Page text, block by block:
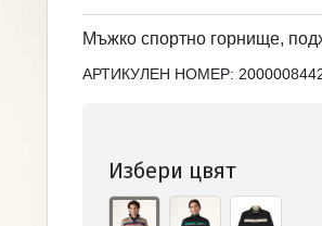
Мъжко спортно горнище,
АРТИКУЛЕН НОМЕР:
Избери цвят